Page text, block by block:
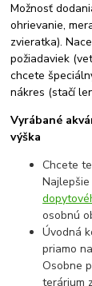
Možnosť
ohrievanie,
zvieratka).
požiadaviek
chcete
nákres (stačí
Vyrábané
výška
Chcete
osobnú
Úvodná
priamo
Osobne
terárium